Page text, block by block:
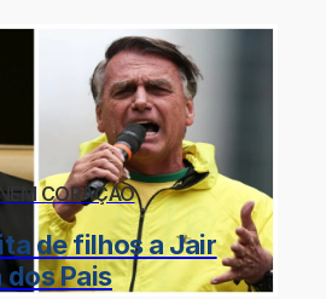
CORAÇÃO
de filhos a Jair
dos Pais